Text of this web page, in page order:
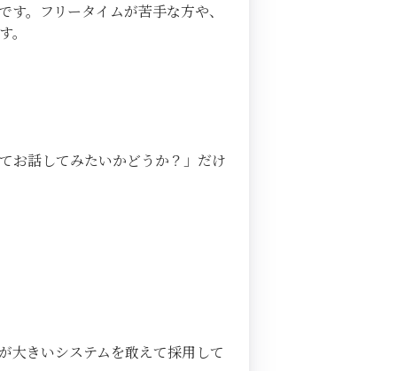
。フリータイムが苦手な方や、
お話してみたいかどうか？」だけ
大きいシステムを敢えて採用して